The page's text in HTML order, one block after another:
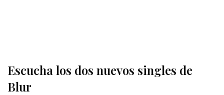
Escucha los dos nuevos singles de
Blur